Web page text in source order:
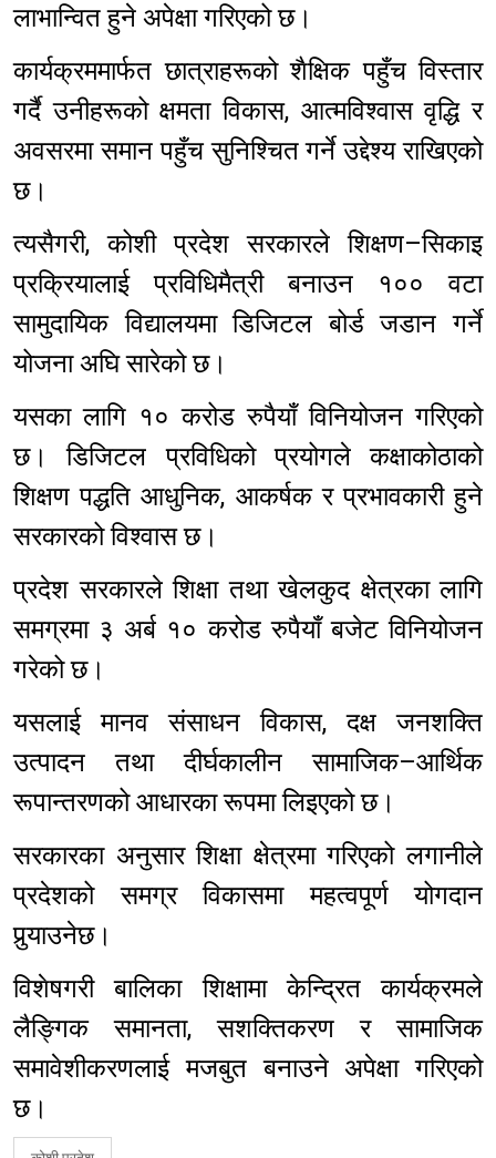
लाभान्वित हुने अपेक्षा गरिएको छ।
कार्यक्रममार्फत छात्राहरूको शैक्षिक पहुँच विस्तार
गर्दै उनीहरूको क्षमता विकास, आत्मविश्वास वृद्धि र
अवसरमा समान पहुँच सुनिश्चित गर्ने उद्देश्य राखिएको
छ।
त्यसैगरी, कोशी प्रदेश सरकारले शिक्षण–सिकाइ
प्रक्रियालाई प्रविधिमैत्री बनाउन १०० वटा
सामुदायिक विद्यालयमा डिजिटल बोर्ड जडान गर्ने
योजना अघि सारेको छ।
यसका लागि १० करोड रुपैयाँ विनियोजन गरिएको
छ। डिजिटल प्रविधिको प्रयोगले कक्षाकोठाको
शिक्षण पद्धति आधुनिक, आकर्षक र प्रभावकारी हुने
सरकारको विश्वास छ।
प्रदेश सरकारले शिक्षा तथा खेलकुद क्षेत्रका लागि
समग्रमा ३ अर्ब १० करोड रुपैयाँ बजेट विनियोजन
गरेको छ।
यसलाई मानव संसाधन विकास, दक्ष जनशक्ति
उत्पादन तथा दीर्घकालीन सामाजिक–आर्थिक
रूपान्तरणको आधारका रूपमा लिइएको छ।
सरकारका अनुसार शिक्षा क्षेत्रमा गरिएको लगानीले
प्रदेशको समग्र विकासमा महत्वपूर्ण योगदान
पुर्‍याउनेछ।
विशेषगरी बालिका शिक्षामा केन्द्रित कार्यक्रमले
लैङ्गिक समानता, सशक्तिकरण र सामाजिक
समावेशीकरणलाई मजबुत बनाउने अपेक्षा गरिएको
छ।